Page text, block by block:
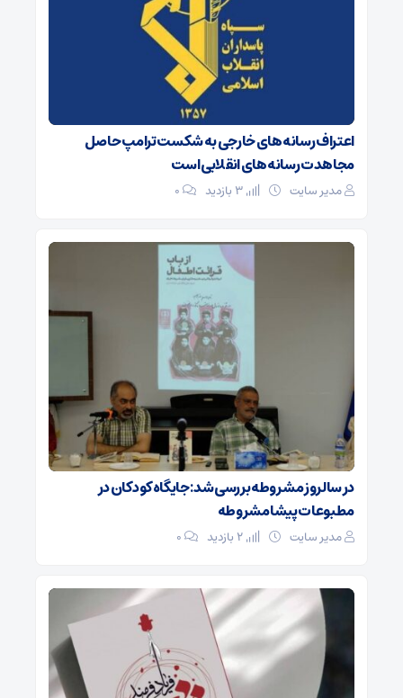
اعتراف رسانه‌های خارجی به شکست ترامپ حاصل
مجاهدت رسانه‌های انقلابی است
مدیر سایت ۰
در سالروز مشروطه بررسی شد: جایگاه کودکان در
مطبوعات پیشامشروطه
مدیر سایت ۰